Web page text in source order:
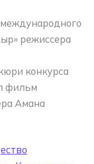
режиссера
конкурса
фильм
Амана